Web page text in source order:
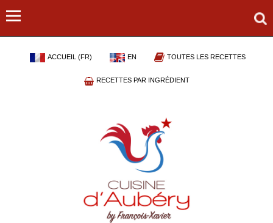
ACCUEIL (FR) EN TOUTES LES RECETTES
RECETTES PAR INGRÉDIENT